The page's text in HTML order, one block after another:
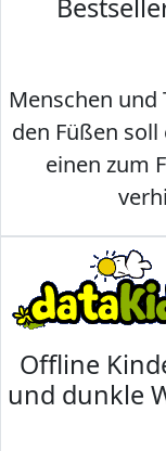
Menschen
den Füßen
einen zum
Offline
und dunkle